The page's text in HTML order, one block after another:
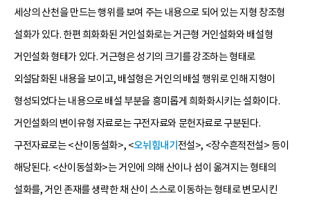
세상의 산천을 만드는 행위를 보여 주는 내용으로 되어 있는 지형 창조형
설화가 있다. 한편 희화화된 거인설화로는 거근형 거인설화와 배설형
거인설화 형태가 있다. 거근형은 성기의 크기를 강조하는 형태로
외설담화된 내용을 보이고, 배설형은 거인의 배설 행위로 인해 지형이
형성되었다는 내용으로 배설 부분을 흥미롭게 희화화시키는 설화이다.
거인설화의 변이유형 자료로는 구전자료와 문헌자료로 구분된다.
구전자료로는 <산이동설화>, <오뉘힘내기 전설>, <장수흔적전설> 등이
해당된다. <산이동설화>는 거인에 의해 산이나 섬이 옮겨지는 형태의
설화를, 거인 존재를 생략한 채 산이 스스로 이동하는 형태로 변모시킨